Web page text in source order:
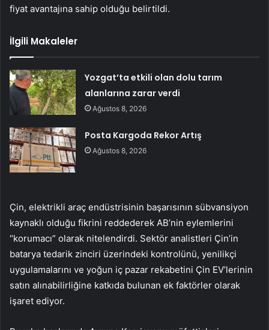
fiyat avantajına sahip olduğu belirtildi.
İlgili Makaleler
Yozgat’ta etkili olan dolu tarım
alanlarına zarar verdi
Ağustos 8, 2026
Posta Kargoda Rekor Artış
Ağustos 8, 2026
Çin, elektrikli araç endüstrisinin başarısının sübvansiyon
kaynaklı olduğu fikrini reddederek AB’nin eylemlerini
“korumacı” olarak nitelendirdi. Sektör analistleri Çin’in
batarya tedarik zinciri üzerindeki kontrolünü, yenilikçi
uygulamalarını ve yoğun iç pazar rekabetini Çin EV’lerinin
satın alınabilirliğine katkıda bulunan ek faktörler olarak
işaret ediyor.